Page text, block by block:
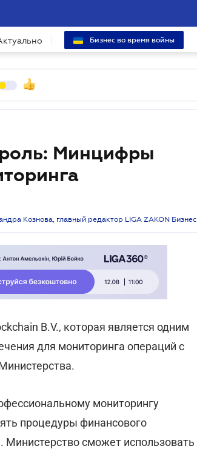
Бизнес во время войны
Минцифры
Кознова, главный редактор LIGA ZAKON Бизнес
B.V., которая является одним
для мониторинга операций с
мониторингу
процедуры финансового
Министерство сможет использовать